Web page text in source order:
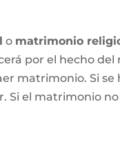
o matrimonio
por el hecho del
matrimonio. Si se
Si el matrimonio